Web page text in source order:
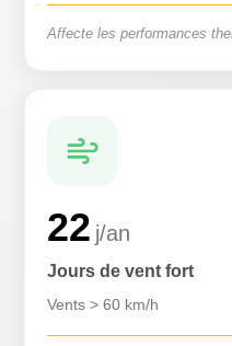
Affecte les performances
22 j/an
Jours de vent fort
Vents > 60 km/h